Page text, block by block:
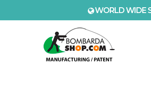
WORLD WIDE